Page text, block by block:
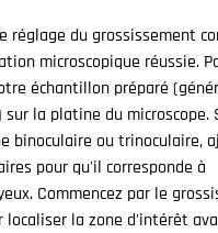
réglage du grossissement
microscopique réussie.
échantillon préparé
la platine du microscope.
binoculaire ou trinoculaire,
pour qu'il corresponde à
Commencez par le
localiser la zone d'intérêt